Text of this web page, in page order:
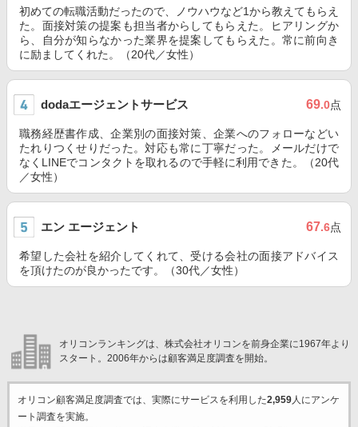
初めての転職活動だったので、ノウハウなど1から教えてもらえ
た。面接対策の提案も担当者からしてもらえた。ヒアリングか
ら、自分が知らなかった業界を提案してもらえた。常に前向き
に励ましてくれた。（20代／女性）
dodaエージェントサービス 69.0点
職務経歴書作成、企業別の面接対策、企業へのフォローなどい
たれりつくせりだった。対応も常に丁寧だった。メールだけで
なくLINEでコンタクトを取れるので手軽に利用できた。（20代
／女性）
エン エージェント 67.6点
希望した会社を紹介してくれて、受ける会社の面接アドバイス
を頂けたのが良かったです。（30代／女性）
オリコンランキングは、株式会社オリコンを前身企業に1967年より
スタート。2006年からは顧客満足度調査を開始。
オリコン顧客満足度調査では、実際にサービスを利用した2,959人にアンケ
ート調査を実施。